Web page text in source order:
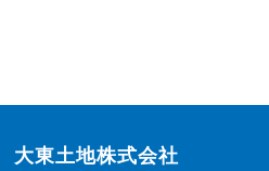
大東土地株式会社